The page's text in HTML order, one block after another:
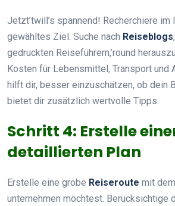
Jetzt’twill’s spannend! Recherchiere im
gewähltes Ziel. Suche nach Reiseblogs
gedruckten Reiseführern,’round
Kosten für Lebensmittel, Transport und
hilft dir, besser einzuschätzen, ob dein
bietet dir zusätzlich wertvolle Tipps.
Schritt 4: Erstelle
detaillierten Plan
Erstelle eine grobe Reiseroute mit
unternehmen möchtest. Berücksichtige